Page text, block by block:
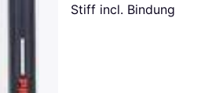
Stiff incl. Bindung